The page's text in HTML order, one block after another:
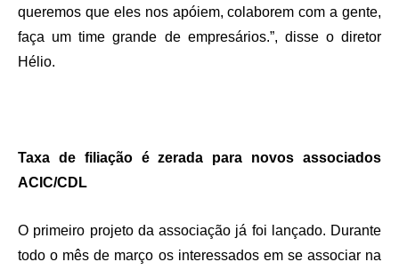
queremos que eles nos apóiem, colaborem com a gente,
faça um time grande de empresários.”, disse o diretor
Hélio.
Taxa de filiação é zerada para novos associados
ACIC/CDL
O primeiro projeto da associação já foi lançado. Durante
todo o mês de março os interessados em se associar na